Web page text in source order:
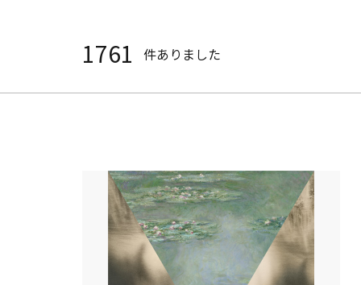
1761 件ありました